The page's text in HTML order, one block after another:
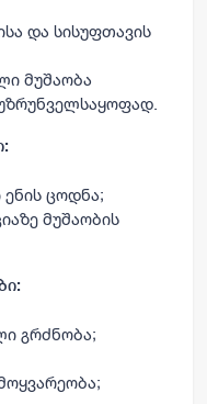
და სისუფთავის
მუშაობა
ცოდნა;
მუშაობის
გრძნობა;